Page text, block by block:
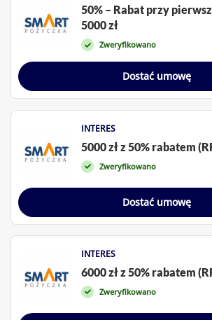
50% – Rabat przy
5000 zł
Zweryfikowano
Dostać umowę
INTERES
5000 zł z 50% rabatem
Zweryfikowano
Dostać umowę
INTERES
6000 zł z 50% rabatem
Zweryfikowano